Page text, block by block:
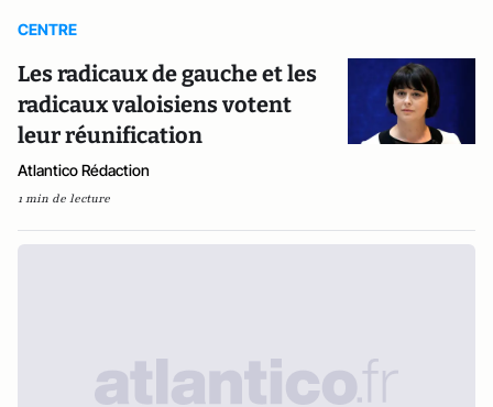
CENTRE
Les radicaux de gauche et les
radicaux valoisiens votent
leur réunification
Atlantico Rédaction
1 min de lecture